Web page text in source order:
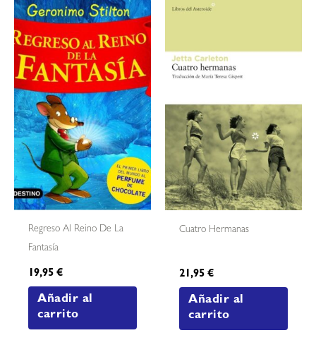
Regreso Al Reino De La
Fantasía
19,95€
Añadir al
carrito
Cuatro Hermanas
21,95€
Añadir al
carrito